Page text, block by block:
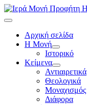
Αρχική σελίδα
Η Μονή
Ιστορικό
Κείμενα
Αντιαιρετικά
Θεολογικά
Μοναχισμός
Διάφορα